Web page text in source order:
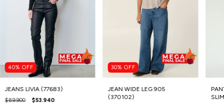
40% OFF
JEANS LIVIA (77683)
$89.900 $53.940
30% OFF
JEAN WIDE LEG 905
(370102)